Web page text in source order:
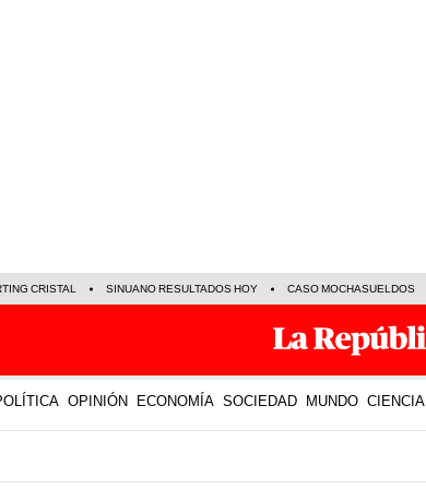
CRISTAL SINUANO RESULTADOS HOY CASO MOCHASUELDOS
OPINIÓN ECONOMÍA SOCIEDAD MUNDO CIENCIA